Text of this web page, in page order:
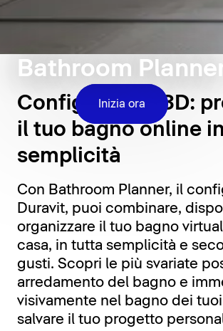
Bathroom Planner
Inizia ora
Configuratore 3D:
il tuo bagno online
semplicità
Con Bathroom Planner, il
Duravit, puoi combinare,
organizzare il tuo bagno
casa, in tutta semplicità e
gusti. Scopri le più svariate
arredamento del bagno e
visivamente nel bagno dei
salvare il tuo progetto